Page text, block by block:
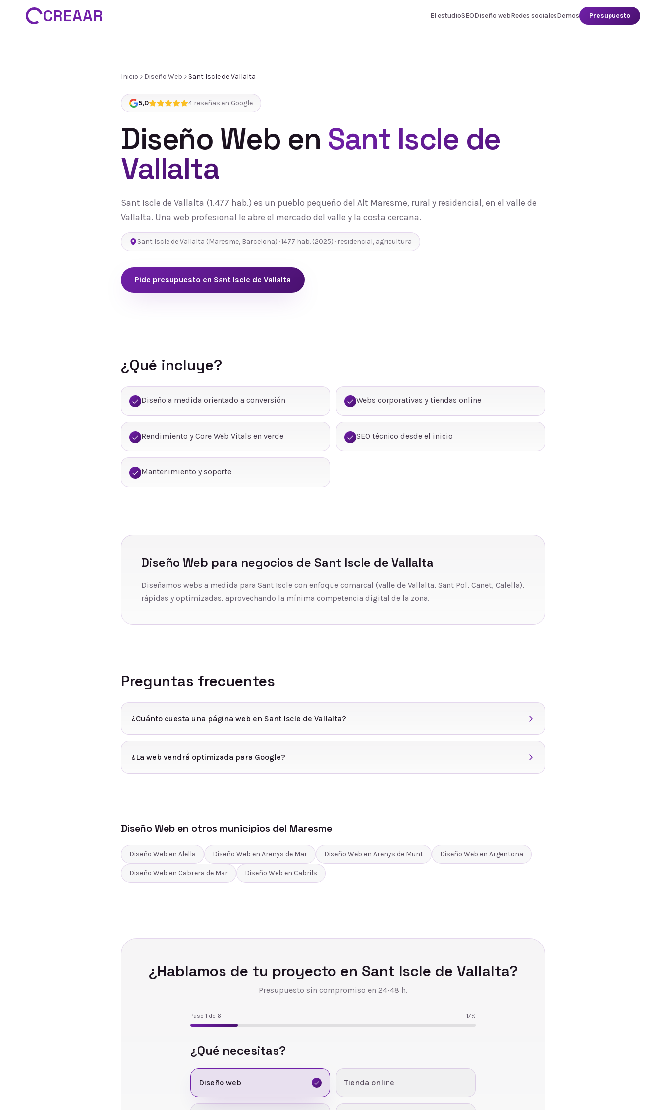
CREAAR El estudioSEODiseño webRedes socialesDemos Presupuesto
Inicio Diseño Web Sant Iscle de Vallalta
5,0 4 reseñas en Google
Diseño Web en Sant Iscle de
Vallalta
Sant Iscle de Vallalta (1.477 hab.) es un pueblo pequeño del Alt Maresme, rural y residencial, en el valle de
Vallalta. Una web profesional le abre el mercado del valle y la costa cercana.
Sant Iscle de Vallalta (Maresme, Barcelona) ·1477 hab. (2025) · residencial, agricultura
Pide presupuesto en Sant Iscle de Vallalta
¿Qué incluye?
Diseño a medida orientado a conversión Webs corporativas y tiendas online
Rendimiento y Core Web Vitals en verde SEO técnico desde el inicio
Mantenimiento y soporte
Diseño Web para negocios de Sant Iscle de Vallalta
Diseñamos webs a medida para Sant Iscle con enfoque comarcal (valle de Vallalta, Sant Pol, Canet, Calella),
rápidas y optimizadas, aprovechando la mínima competencia digital de la zona.
Preguntas frecuentes
¿Cuánto cuesta una página web en Sant Iscle de Vallalta?
¿La web vendrá optimizada para Google?
Diseño Web en otros municipios del Maresme
Diseño Web en Alella Diseño Web en Arenys de Mar Diseño Web en Arenys de Munt Diseño Web en Argentona
Diseño Web en Cabrera de Mar Diseño Web en Cabrils
¿Hablamos de tu proyecto en Sant Iscle de Vallalta?
Presupuesto sin compromiso en 24-48 h.
Paso 1 de 6 17%
¿Qué necesitas?
Diseño web Tienda online